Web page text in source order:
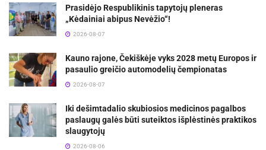
Prasidėjo Respublikinis tapytojų pleneras
„Kėdainiai abipus Nevėžio“!
2026-08-07
Kauno rajone, Čekiškėje vyks 2028 metų Europos ir
pasaulio greičio automodelių čempionatas
2026-08-07
Iki dešimtadalio skubiosios medicinos pagalbos
paslaugų galės būti suteiktos išplėstinės praktikos
slaugytojų
2026-08-06